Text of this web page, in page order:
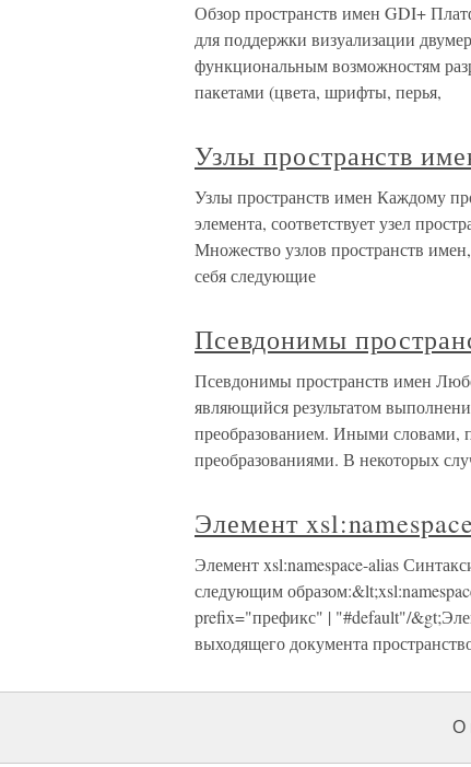
Обзор пространств имен GDI+
для поддержки визуализации
функциональным возможностям
пакетами (цвета, шрифты, перья,
Узлы пространств
Узлы пространств имен Каждому
элемента, соответствует узел
Множество узлов пространств
себя следующие
Псевдонимы
Псевдонимы пространств имен
являющийся результатом
преобразованием. Иными словами,
преобразованиями. В некоторых
Элемент
Элемент xsl:namespace-alias
следующим
prefix="префикс" | "#default"/
выходящего документа
О